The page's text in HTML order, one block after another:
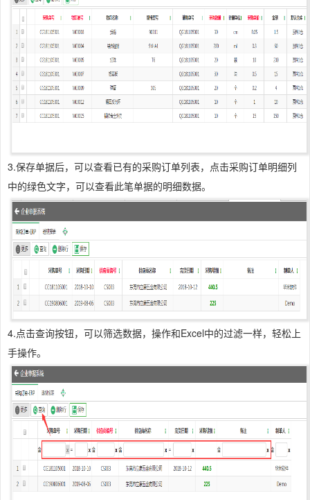
3.保存单据后，可以查看已有的采购订单列表，点击采购订单明细列
中的绿色文字，可以查看此笔单据的明细数据。
4.点击查询按钮，可以筛选数据，操作和Excel中的过滤一样，轻松上
手操作。